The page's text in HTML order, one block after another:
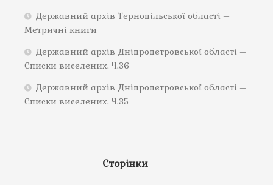
Державний архів Тернопільської області –
Метричні книги
Державний архів Дніпропетровської області –
Списки виселених. Ч.36
Державний архів Дніпропетровської області –
Списки виселених. Ч.35
Сторінки